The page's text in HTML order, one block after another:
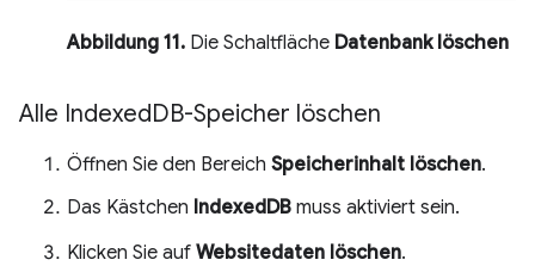
Abbildung 11. Die Schaltfläche Datenbank löschen
Alle IndexedDB-Speicher löschen
Öffnen Sie den Bereich Speicherinhalt löschen.
Das Kästchen IndexedDB muss aktiviert sein.
Klicken Sie auf Websitedaten löschen.